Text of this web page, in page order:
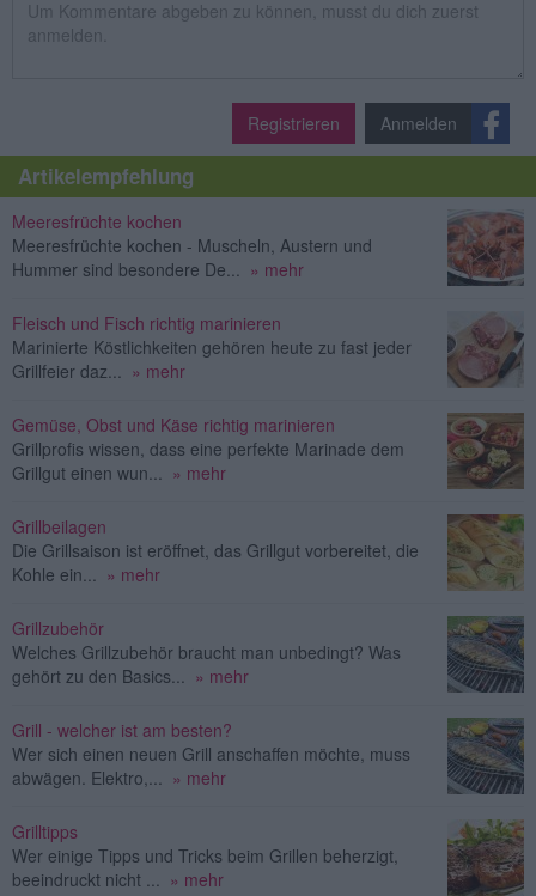
Registrieren Anmelden
Artikelempfehlung
Meeresfrüchte kochen
Meeresfrüchte kochen - Muscheln, Austern und
Hummer sind besondere De... » mehr
Fleisch und Fisch richtig marinieren
Marinierte Köstlichkeiten gehören heute zu fast jeder
Grillfeier daz... » mehr
Gemüse, Obst und Käse richtig marinieren
Grillprofis wissen, dass eine perfekte Marinade dem
Grillgut einen wun... » mehr
Grillbeilagen
Die Grillsaison ist eröffnet, das Grillgut vorbereitet, die
Kohle ein... » mehr
Grillzubehör
Welches Grillzubehör braucht man unbedingt? Was
gehört zu den Basics... » mehr
Grill - welcher ist am besten?
Wer sich einen neuen Grill anschaffen möchte, muss
abwägen. Elektro,... » mehr
Grilltipps
Wer einige Tipps und Tricks beim Grillen beherzigt,
beeindruckt nicht ... » mehr